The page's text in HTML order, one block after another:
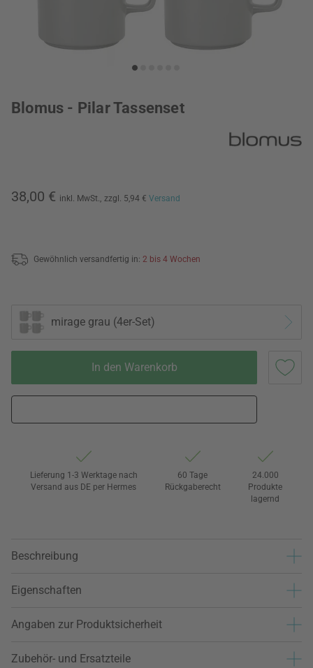
Blomus - Pilar Tassenset
38,00 € inkl. MwSt., zzgl. 5,94 € Versand
Gewöhnlich versandfertig in: 2 bis 4 Wochen
mirage grau (4er-Set)
In den Warenkorb
Lieferung 1-3 Werktage nach
Versand aus DE per Hermes
60 Tage
Rückgaberecht
24.000
Produkte
lagernd
Beschreibung
Eigenschaften
Angaben zur Produktsicherheit
Zubehör- und Ersatzteile